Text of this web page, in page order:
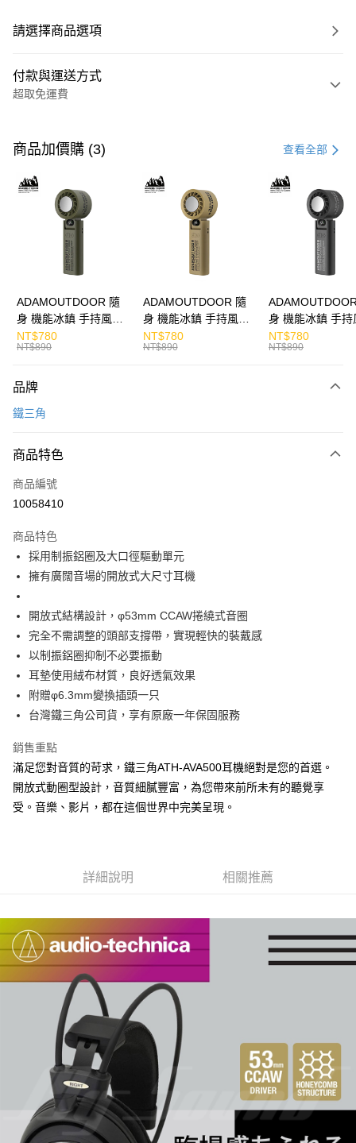
請選擇商品選項
付款與運送方式
超取免運費
信用卡一次付款
LINE Pay
Apple Pay
運送方式
免運費
付款後7-11取貨
宅配
每筆NT$130，滿NT$399(含以上)免運費
商品加價購 (3) 查看全部
ADAMOUTDOOR 隨
身 機能冰鎮 手持風扇
掛繩
NT$780
NT$890
ADAMOUTDOOR 隨
身 機能冰鎮 手持風扇
掛繩
NT$780
NT$890
身 機能冰鎮 手持
掛繩
NT$780
NT$890
品牌
鐵三角
商品特色
商品編號
10058410
商品特色
採用制振鋁圈及大口徑驅動單元
擁有廣闊音場的開放式大尺寸耳機
開放式結構設計，φ53mm CCAW捲繞式音圈
完全不需調整的頭部支撐帶，實現輕快的裝戴感
以制振鋁圈抑制不必要振動
耳墊使用絨布材質，良好透氣效果
附贈φ6.3mm變換插頭一只
台灣鐵三角公司貨，享有原廠一年保固服務
銷售重點
滿足您對音質的苛求，鐵三角ATH-AVA500耳機絕對是您的首選。
開放式動圈型設計，音質細膩豐富，為您帶來前所未有的聽覺享
受。音樂、影片，都在這個世界中完美呈現。
詳細說明 相關推薦